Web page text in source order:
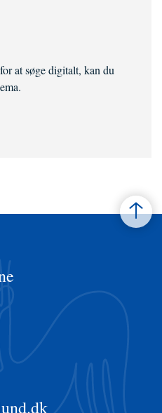
at søge digitalt, kan du